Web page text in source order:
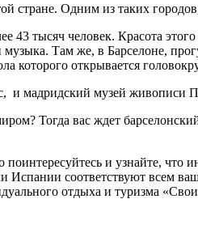
Одним из таких городов,
43 тысяч человек. Красота
Там же, в Барселоне,
которого открывается
и мадридский музей живописи
Тогда вас ждет
и узнайте, что
Испании соответствуют всем
отдыха и туризма